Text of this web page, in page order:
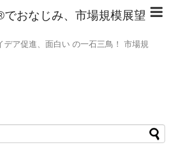
おなじみ、市場規模展望
デア促進、面白い の一石三鳥！ 市場規